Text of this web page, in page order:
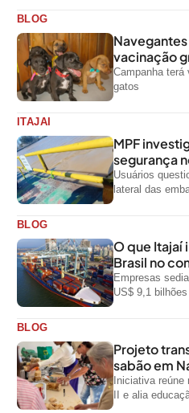
BLOG
vacinação
Campanha terá
gatos
ITAJAI
MPF
segurança
Usuários
lateral das
BLOG
O que Itajaí
Brasil no
Empresas
US$ 9,1
BLOG
Projeto
sabão em
Iniciativa
II e alia